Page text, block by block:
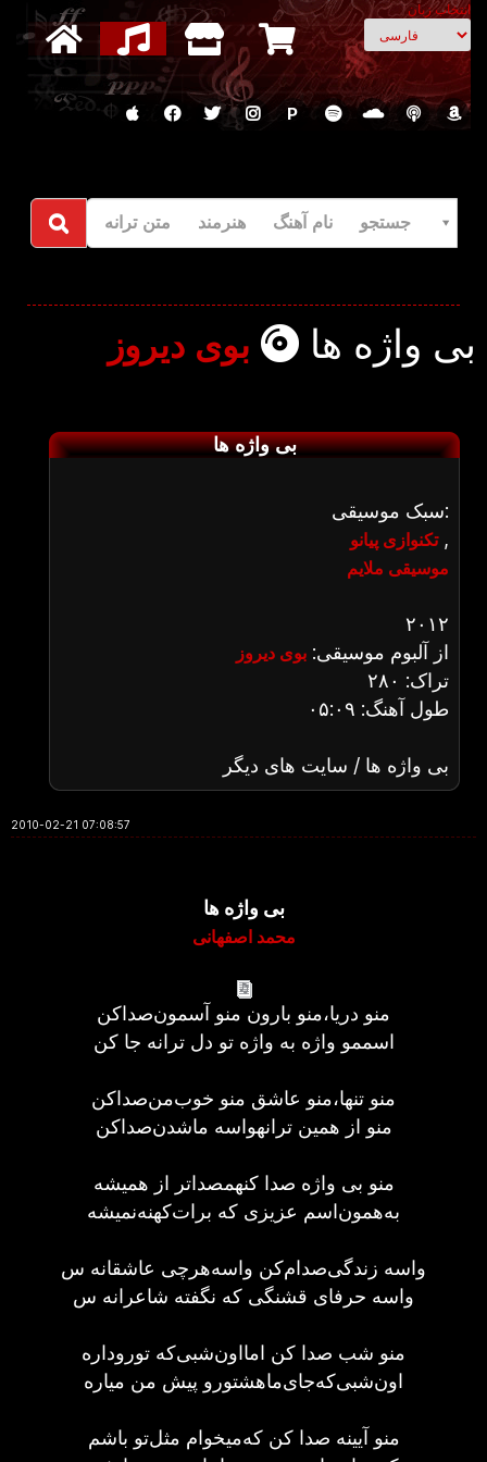
انتخاب زبان
P
جستجو نام آهنگ هنرمند متن ترانه
بی واژه ها بوی دیروز
بی واژه ها
سبک موسیقی:
تکنوازی پیانو,
موسیقی ملایم
۲۰۱۲
از آلبوم موسیقی: بوی دیروز
تراک: ۲۸۰
طول آهنگ: ۰۵:۰۹
بی واژه ها / سایت های دیگر
2010-02-21 07:08:57
بی واژه ها
محمد اصفهانی
منو دریا،منو بارون منو آسمون‌صداکن
اسممو واژه به واژه تو دل ترانه جا کن
منو تنها،منو عاشق منو خوب‌من‌صدا‌کن
منو‌ از همین‌ ترانهواسه ما‌شدن‌صدا‌کن
منو بی واژه صدا کنهمصداتر از همیشه
به‌همون‌اسم عزیزی که برات‌کهنه‌نمیشه
واسه زندگی‌صدام‌کن واسه‌هر‌چی عاشقانه س
واسه حرفای قشنگی که نگفته شاعرانه س
منو ‌شب ‌صدا کن امااون‌شبی‌که تو‌رو‌داره
اون‌شبی‌که‌جای‌ماهشتو‌رو ‌پیش ‌من میاره
منو‌ آیینه صدا کن که‌میخوام ‌مثل‌تو ‌باشم